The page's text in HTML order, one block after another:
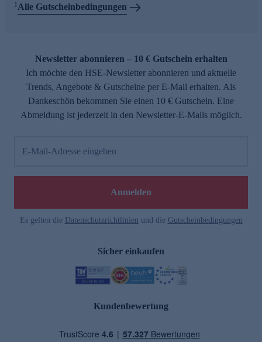
1Alle Gutscheinbedingungen
Newsletter abonnieren – 10 € Gutschein erhalten
Ich möchte den HSE-Newsletter abonnieren und aktuelle
Trends, Angebote & Gutscheine per E-Mail erhalten. Als
Dankeschön bekommen Sie einen 10 € Gutschein. Eine
Abmeldung ist jederzeit in den Newsletter-E-Mails möglich.
E-Mail-Adresse eingeben
Anmelden
Es gelten die Datenschutzrichtlinien und die Gutscheinbedingungen
Sicher einkaufen
Kundenbewertung